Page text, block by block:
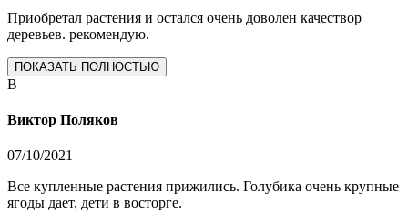
Приобретал растения и остался очень доволен качествор
деревьев. рекомендую.
ПОКАЗАТЬ ПОЛНОСТЬЮ
В
Виктор Поляков
07/10/2021
Все купленные растения прижились. Голубика очень крупные
ягоды дает, дети в восторге.